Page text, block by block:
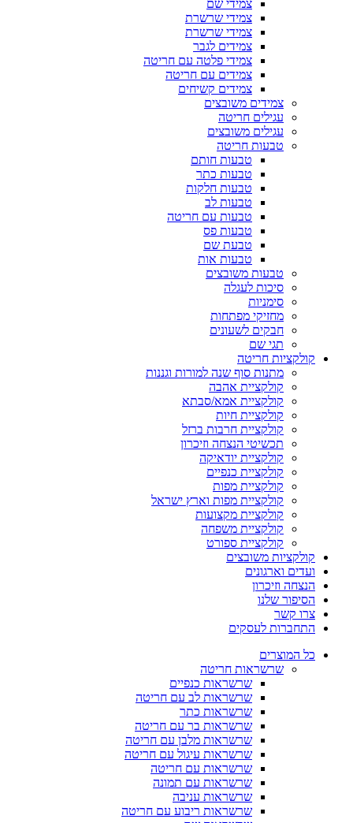
צמידי שם
צמידי שרשרת
צמידי שרשרת
צמידים לגבר
צמידי פלטה עם חריטה
צמידים עם חריטה
צמידים קשיחים
צמידים משובצים
עגילים חריטה
עגילים משובצים
טבעות חריטה
טבעות חותם
טבעות כתר
טבעות חלקות
טבעות לב
טבעות עם חריטה
טבעות פס
טבעת שם
טבעות אות
טבעות משובצים
סיכות לעגלה
סימניות
מחזיקי מפתחות
חבקים לשעונים
תגי שם
קולקציות חריטה
מתנות סוף שנה למורות וגננות
קולקציית אהבה
קולקציית אמא/סבתא
קולקציית חיות
קולקציית חרבות ברזל
תכשיטי הנצחה וזיכרון
קולקציית יודאיקה
קולקציית כנפיים
קולקציית מפות
קולקציית מפות וארץ ישראל
קולקציית מקצועות
קולקציית משפחה
קולקציית ספורט
קולקציות משובצים
ועדים וארגונים
הנצחה וזיכרון
הסיפור שלנו
צרו קשר
התחברות לעסקים
כל המוצרים
שרשראות חריטה
שרשראות כנפיים
שרשראות לב עם חריטה
שרשראות כתר
שרשראות בר עם חריטה
שרשראות מלבן עם חריטה
שרשראות עיגול עם חריטה
שרשראות עם חריטה
שרשראות עם תמונה
שרשראות עניבה
שרשראות ריבוע עם חריטה